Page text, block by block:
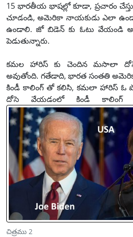
15 భారతీయ భాషల్లో కూడా, ప్రచారం
చూడండి, అమెరికా నాయకుడు ఎలా
ఉండాలి. జో బిడెన్ కు ఓటు
పెడుతున్నారు.
కమల హారిస్ కు చెందిన మసాలా
అవుతోంది. గతేడాది, భారత సంతతి
కిండీ కాలింగ్ తో కలిసి, కమలా హారిస్
దోసె వేయడంలో కిండీ కాలింగ్
చిత్రము 2